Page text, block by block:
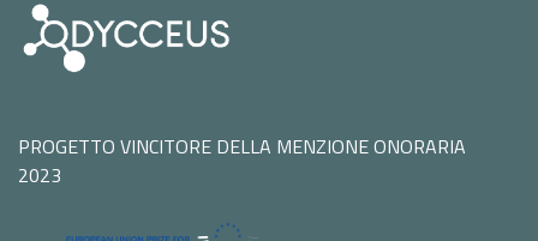
PROGETTO VINCITORE DELLA MENZIONE ONORARIA
2023